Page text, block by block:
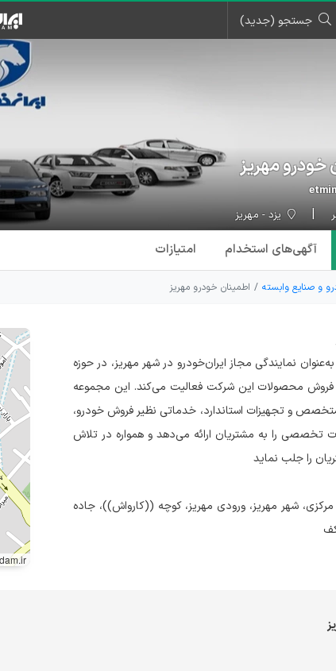
جستجو (جدید)
خودرو مهریز
یزد - مهریز
آگهی‌های استخدام امتیازات
و صنایع وابسته اطمینان خودرو مهریز
نمایندگی مجاز ایران‌خودرو در شهر مهریز، در حوزه
محصولات این شرکت فعالیت می‌کند. این مجموعه
متخصص و تجهیزات استاندارد، خدماتی نظیر فروش خودرو،
تخصصی را به مشتریان ارائه می‌دهد و همواره در تلاش
را جلب نماید
شهر مهریز، ورودی مهریز، کوچه ((کارواش))، جاده